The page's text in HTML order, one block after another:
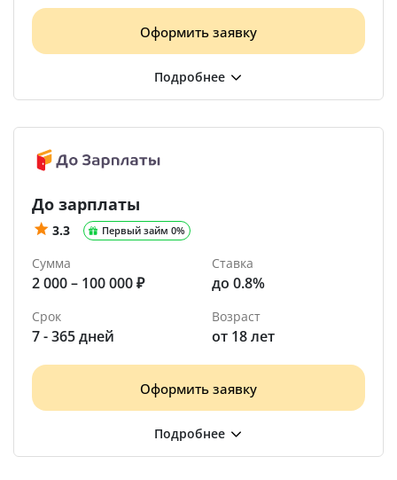
Оформить заявку
До зарплаты
3.3 Первый займ 0%
Сумма
2 000 – 100 000 ₽
Ставка
до 0.8%
Срок
7 - 365 дней
Возраст
от 18 лет
Оформить заявку